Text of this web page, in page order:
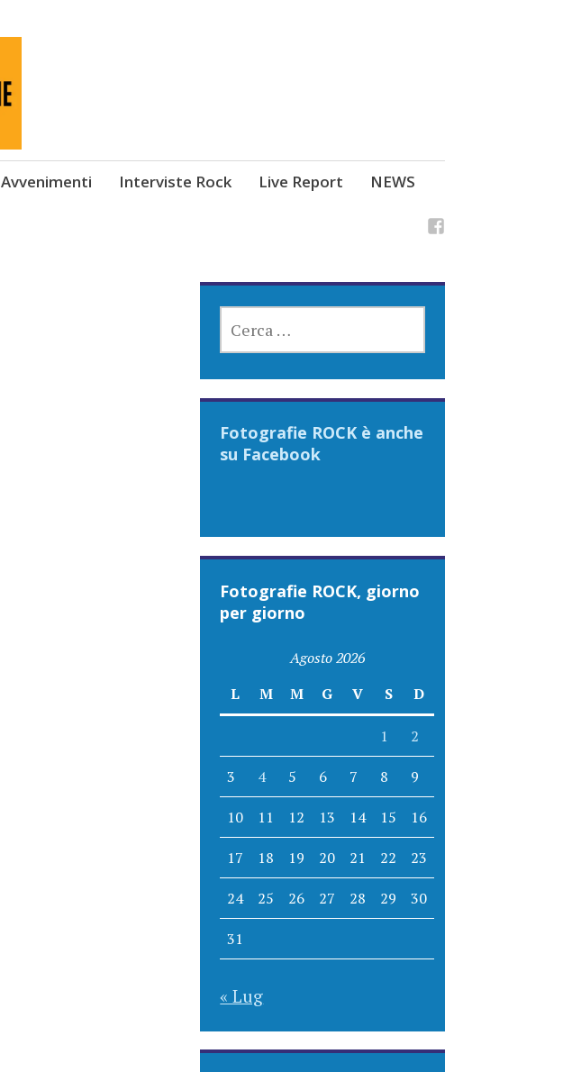
Avvenimenti Interviste Rock Live Report NEWS
PER:
Fotografie ROCK è anche
su Facebook
Fotografie ROCK, giorno
per giorno
Agosto 2026
L
M M G V S D
1 2
3 4 5 6 7 8 9
10 11 12 13 14 15 16
17 18 19 20 21 22 23
24 25 26 27 28 29 30
31
« Lug